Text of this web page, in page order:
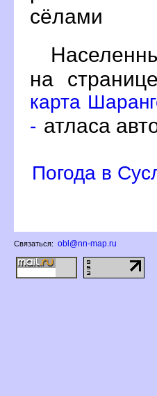
сёлами
на
карта
- атласа
Погода в
Связаться: obl@nn-map.ru